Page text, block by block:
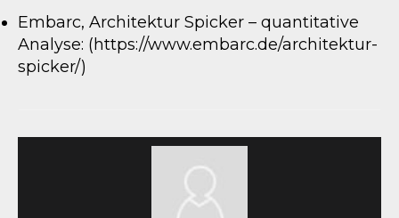
Embarc, Architektur Spicker – quantitative
Analyse: (https://www.embarc.de/architektur-
spicker/)